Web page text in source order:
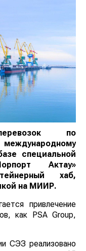
по
специальной
Актау»
хаб,
на МИИР.
привлечение
как PSA Group,
СЭЗ реализовано